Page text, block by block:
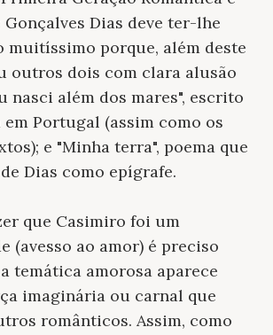
Gonçalves Dias deve ter-lhe
muitíssimo porque, além deste
outros dois com clara alusão
nasci além dos mares", escrito
em Portugal (assim como os
e "Minha terra", poema que
Dias como epígrafe.
que Casimiro foi um
(avesso ao amor) é preciso
temática amorosa aparece
imaginária ou carnal que
românticos. Assim, como